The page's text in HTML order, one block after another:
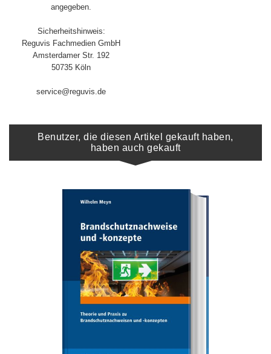
angegeben.
Sicherheitshinweis:
Reguvis Fachmedien GmbH
Amsterdamer Str. 192
50735 Köln
service@reguvis.de
Benutzer, die diesen Artikel gekauft haben,
haben auch gekauft